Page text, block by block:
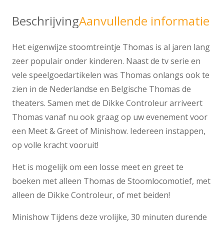
BeschrijvingAanvullende informatie
Het eigenwijze stoomtreintje Thomas is al jaren lang
zeer populair onder kinderen. Naast de tv serie en
vele speelgoedartikelen was Thomas onlangs ook te
zien in de Nederlandse en Belgische Thomas de
theaters. Samen met de Dikke Controleur arriveert
Thomas vanaf nu ook graag op uw evenement voor
een Meet & Greet of Minishow. Iedereen instappen,
op volle kracht vooruit!
Het is mogelijk om een losse meet en greet te
boeken met alleen Thomas de Stoomlocomotief, met
alleen de Dikke Controleur, of met beiden!
Minishow Tijdens deze vrolijke, 30 minuten durende